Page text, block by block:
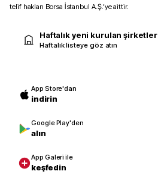
telif hakları Borsa İstanbul A.Ş.’ye aittir.
Haftalık yeni kurulan şirketler
Haftalık listeye göz atın
App Store'dan
indirin
Google Play'den
alın
App Galeri ile
keşfedin